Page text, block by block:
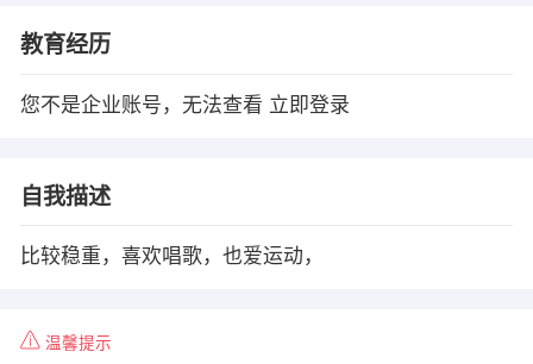
教育经历
您不是企业账号，无法查看 立即登录
自我描述
比较稳重，喜欢唱歌，也爱运动，
温馨提示